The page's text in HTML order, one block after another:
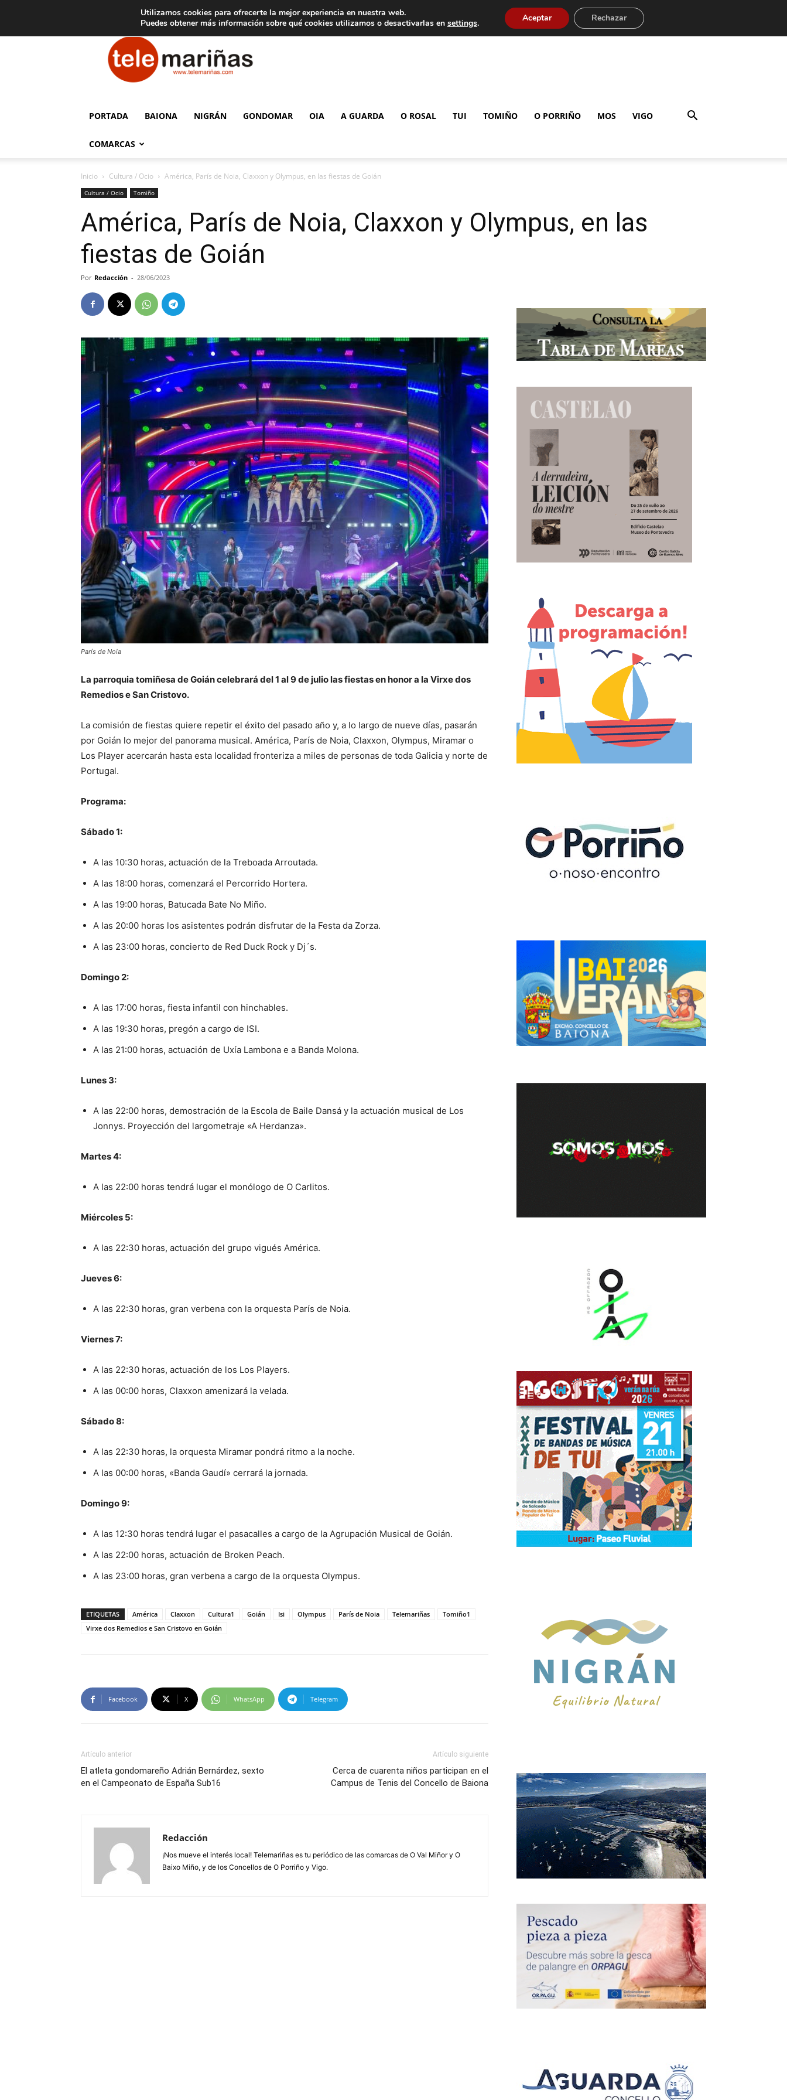
Aviso legal Tarifas de publicidad
Telemariñas
PORTADA BAIONA NIGRÁN GONDOMAR OIA A GUARDA O ROSAL TUI TOMIÑO O PORRIÑO MOS VIGO
COMARCAS
Inicio Cultura / Ocio América, París de Noia, Claxxon y Olympus, en las fiestas de Goián
Cultura / Ocio Tomiño
América, París de Noia, Claxxon y Olympus, en las
fiestas de Goián
Por Redacción - 28/06/2023
París de Noia
La parroquia tomiñesa de Goián celebrará del 1 al 9 de julio las fiestas en honor a la Virxe dos
Remedios e San Cristovo.
La comisión de fiestas quiere repetir el éxito del pasado año y, a lo largo de nueve días, pasarán
por Goián lo mejor del panorama musical. América, París de Noia, Claxxon, Olympus, Miramar o
Los Player acercarán hasta esta localidad fronteriza a miles de personas de toda Galicia y norte de
Portugal.
Programa:
Sábado 1:
A las 10:30 horas, actuación de la Treboada Arroutada.
A las 18:00 horas, comenzará el Percorrido Hortera.
A las 19:00 horas, Batucada Bate No Miño.
A las 20:00 horas los asistentes podrán disfrutar de la Festa da Zorza.
A las 23:00 horas, concierto de Red Duck Rock y Dj´s.
Domingo 2:
A las 17:00 horas, fiesta infantil con hinchables.
A las 19:30 horas, pregón a cargo de ISI.
A las 21:00 horas, actuación de Uxía Lambona e a Banda Molona.
Lunes 3:
A las 22:00 horas, demostración de la Escola de Baile Dansá y la actuación musical de Los
Jonnys. Proyección del largometraje «A Herdanza».
Martes 4:
A las 22:00 horas tendrá lugar el monólogo de O Carlitos.
Miércoles 5:
A las 22:30 horas, actuación del grupo vigués América.
Jueves 6:
A las 22:30 horas, gran verbena con la orquesta París de Noia.
Viernes 7:
A las 22:30 horas, actuación de los Los Players.
A las 00:00 horas, Claxxon amenizará la velada.
Sábado 8:
A las 22:30 horas, la orquesta Miramar pondrá ritmo a la noche.
A las 00:00 horas, «Banda Gaudí» cerrará la jornada.
Domingo 9:
A las 12:30 horas tendrá lugar el pasacalles a cargo de la Agrupación Musical de Goián.
A las 22:00 horas, actuación de Broken Peach.
A las 23:00 horas, gran verbena a cargo de la orquesta Olympus.
ETIQUETAS América Claxxon Cultura1 Goián Isi Olympus París de Noia Telemariñas
Tomiño1
Virxe dos Remedios e San Cristovo en Goián
Facebook X WhatsApp Telegram
Artículo anterior
El atleta gondomareño Adrián Bernárdez, sexto
en el Campeonato de España Sub16
Artículo siguiente
Cerca de cuarenta niños participan en el
Campus de Tenis del Concello de Baiona
Redacción
¡Nos mueve el interés local! Telemariñas es tu periódico de las comarcas de O Val Miñor y O
Baixo Miño, y de los Concellos de O Porriño y Vigo.
Utilizamos cookies para ofrecerte la mejor experiencia en nuestra web.
Puedes obtener más información sobre qué cookies utilizamos o desactivarlas en settings. Aceptar Rechazar